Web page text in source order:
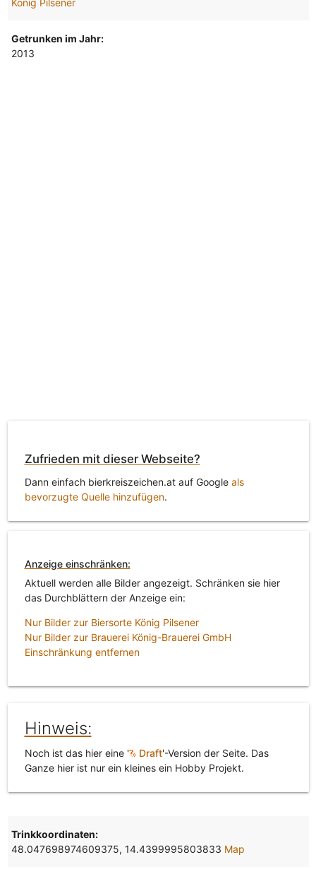
Getrunken im Jahr:
2013
Zufrieden mit dieser Webseite?
Dann einfach bierkreiszeichen.at auf Google als
bevorzugte Quelle hinzufügen.
Anzeige einschränken:
Aktuell werden alle Bilder angezeigt. Schränken sie hier
das Durchblättern der Anzeige ein:
Nur Bilder zur Biersorte König Pilsener
Nur Bilder zur Brauerei König-Brauerei GmbH
Einschränkung entfernen
Hinweis:
Noch ist das hier eine ' Draft'-Version der Seite. Das
Ganze hier ist nur ein kleines ein Hobby Projekt.
Trinkkoordinaten:
48.047698974609375, 14.4399995803833 Map